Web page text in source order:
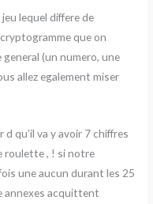
lequel differe de
que on
(un numero, une
allez egalement miser
qu’il va y avoir 7 chiffres
roulette , ! si notre
une aucun durant les 25
annexes acquittent